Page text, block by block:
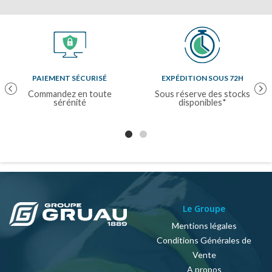
PreviousPAIEMENT SÉCURISÉ
Commandez en toute
sérénité
EXPÉDITION SOUS 72H
Sous réserve des stocks
disponibles*
Le Groupe
Mentions légales
Conditions Générales de
Vente
A propos